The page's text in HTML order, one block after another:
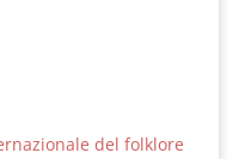
del folklore